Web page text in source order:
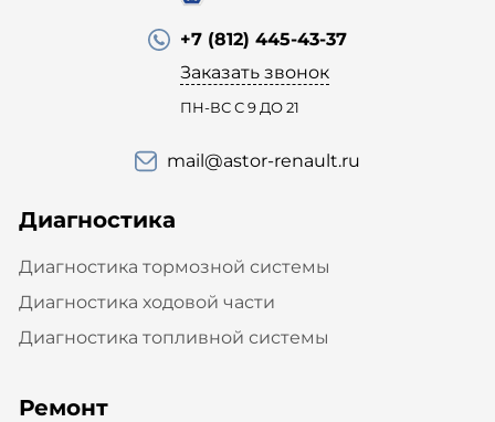
+7 (812) 445-43-37
Заказать звонок
ПН-ВС С 9 ДО 21
mail@astor-renault.ru
Диагностика
Диагностика тормозной системы
Диагностика ходовой части
Диагностика топливной системы
Ремонт